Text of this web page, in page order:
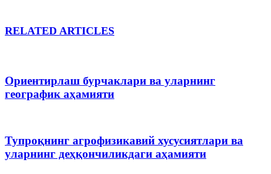
RELATED ARTICLES
Ориентирлаш бурчаклари ва уларнинг
географик аҳамияти
Тупроқнинг агрофизикавий хусусиятлари ва
уларнинг деҳқончиликдаги аҳамияти